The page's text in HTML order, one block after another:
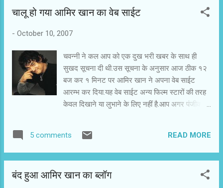
तरफ हीन भावना और दूसरी तरफ हेय भावना प्रकट होती है. शाहरुख खान और
बुराई नहीं है. फेरीवाला भी अ।वाज देता है तभी हम समझ पाते हैं कि वह गली में
अ। गया है. मछली बाजार है फिल्म इंडस्ट्री ... न...
चालू हो गया आमिर खान का वेब साईट
- October 10, 2007
चवन्नी ने कल आप को एक दुख भरी खबर के साथ ही
सुखद सूचना दी थी.उस सूचना के अनुसार आज ठीक १२
बज कर १ मिनट पर आमिर खान ने अपना वेब साईट
आरम्भ कर दिया.यह वेब साईट अन्य फिल्म स्टारों की तरह
केवल दिखाने या लुभाने के लिए नहीं है.आप अगर पंजीकरण
बातचीत करेंगे.आमिर बहस के लिए भी तैयार हैं. चवन्नी के
कुछ पाठकों को लग सकता है कि ऐसा क्या है कि चवन्नी
अगर कोई स्तर अपने प्रशंसकों से बहस और बातचीत के
5 comments READ MORE
बंद हुआ आमिर खान का ब्लॉग